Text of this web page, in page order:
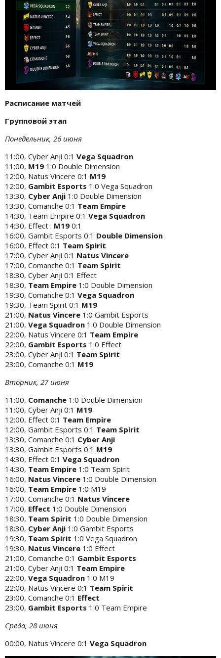
Расписание матчей
Групповой этап
Понедельник, 26 июня
11:00, Cyber Anji 0:1 Vega Squadron
11:00, M19 1:0 Double Dimension
12:00, Natus Vincere 0:1 M19
12:00, Gambit Esports 1:0 Vega Squadron
13:30, Cyber Anji 1:0 Double Dimension
13:30, Comanche 0:1 Team Empire
14:30, Team Empire 0:1 Vega Squadron
14:30, Effect : M19 0:1
16:00, Gambit Esports 0:1 Double Dimension
16:00, Effect 0:1 Team Spirit
17:00, Cyber Anji 0:1 Natus Vincere
17:00, Comanche 0:1 Team Spirit
18:30, Cyber Anji 0:1 Effect
18:30, Team Empire 1:0 Double Dimension
19:30, Comanche 0:1 Vega Squadron
19:30, Team Spirit 0:1 M19
21:00, Natus Vincere 1:0 Gambit Esports
21:00, Vega Squadron 1:0 Double Dimension
22:00, Natus Vincere 0:1 Team Empire
22:00, Gambit Esports 1:0 Effect
23:00, Cyber Anji 0:1 Team Spirit
23:00, Comanche 0:1 M19
Вторник, 27 июня
11:00, Comanche 1:0 Double Dimension
11:00, Cyber Anji 0:1 M19
12:00, Effect 0:1 Team Empire
12:00, Gambit Esports 0:1 Team Spirit
13:30, Comanche 0:1 Cyber Anji
13:30, Gambit Esports 0:1 M19
14:30, Effect 0:1 Vega Squadron
14:30, Team Empire 1:0 Team Spirit
16:00, Natus Vincere 1:0 Double Dimension
16:00, Team Empire 1:0 M19
17:00, Comanche 0:1 Natus Vincere
17:00, Effect 1:0 Double Dimension
18:30, Team Spirit 1:0 Double Dimension
18:30, Cyber Anji 1:0 Gambit Esports
19:30, Team Spirit 1:0 Vega Squadron
19:30, Natus Vincere 1:0 Effect
21:00, Comanche 0:1 Gambit Esports
21:00, Cyber Anji 0:1 Team Empire
22:00, Vega Squadron 1:0 M19
22:00, Natus Vincere 0:1 Team Spirit
23:00, Comanche 0:1 Effect
23:00, Gambit Esports 1:0 Team Empire
Среда, 28 июня
00:00, Natus Vincere 0:1 Vega Squadron